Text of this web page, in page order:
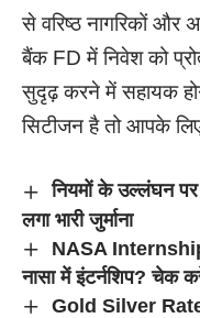
से वरिष्ठ नागरिकों और
बैंक FD में निवेश को
सुदृढ़ करने में सहायक
सिटीजन है तो आपके
नियमों के उल्लंघन
लगा भारी जुर्माना
NASA
नासा में इंटर्नशिप? चेक
Gold Silver Rate